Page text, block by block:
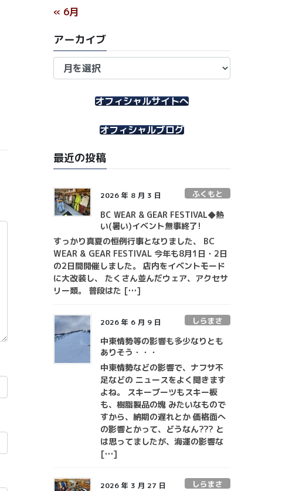
« 6月
アーカイブ
ア
オフィシャルサイトへ
オフィシャルブログ
最近の投稿
2026 年 8 月 3 日 ふくもと
BC WEAR & GEAR FESTIVAL◆熱
い(暑い)イベント無事終了!
すっかり真夏の恒例行事となりました、 BC
WEAR & GEAR FESTIVAL 今年も8月1日・2日
の2日間開催しました。 店内をイベントモード
に大改装し、 たくさん並んだウェア、アクセサ
リー類。 普段はた […]
2026 年 6 月 9 日 しらまさ
中東情勢等の影響も多少なりとも
ありそう・・・
中東情勢などの影響で、ナフサ不
足などの ニュースをよく聞きます
よね。 スキーブーツもスキー板
も、樹脂製品の塊 みたいなもので
すから、納期の遅れとか 価格面へ
の影響とかって、どうなん??? と
は思ってましたが、海運の影響な
[…]
2026 年 3 月 27 日 しらまさ